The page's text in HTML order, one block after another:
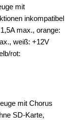
mit
inkompatibel
max., orange:
weiß: +12V
rot:
mit Chorus
SD-Karte,